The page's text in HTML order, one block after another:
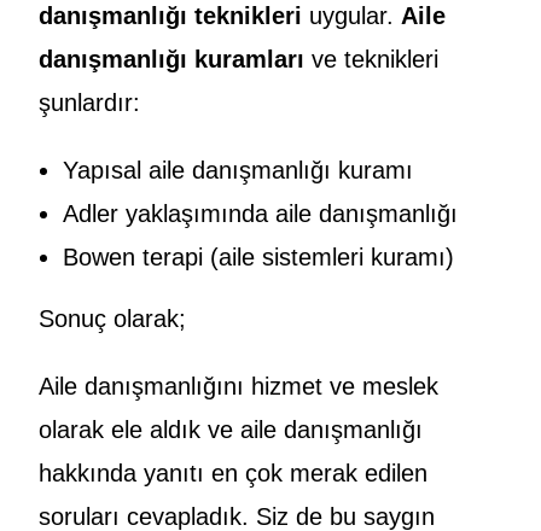
danışmanlığı teknikleri uygular. Aile
danışmanlığı kuramları ve teknikleri
şunlardır:
Yapısal aile danışmanlığı kuramı
Adler yaklaşımında aile danışmanlığı
Bowen terapi (aile sistemleri kuramı)
Sonuç olarak;
Aile danışmanlığını hizmet ve meslek
olarak ele aldık ve aile danışmanlığı
hakkında yanıtı en çok merak edilen
soruları cevapladık. Siz de bu saygın